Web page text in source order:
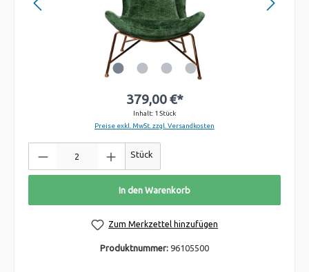
379,00 €*
Inhalt: 1 Stück
Preise exkl. MwSt. zzgl. Versandkosten
Stück
In den Warenkorb
Zum Merkzettel hinzufügen
Produktnummer: 96105500